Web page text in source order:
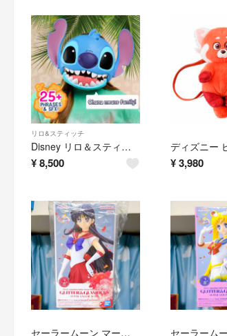
リロ&スティッチ
Disney リロ＆スティッチ トーキングマスク
¥8,500 ¥3,980
セーラームーン マーズ フィギュア